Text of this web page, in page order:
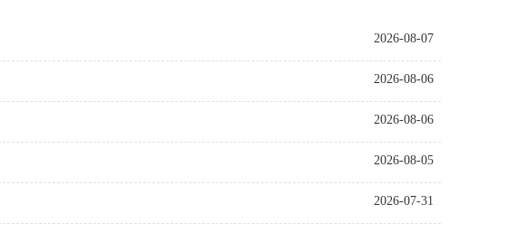
2026-08-07
2026-08-06
2026-08-06
2026-08-05
2026-07-31